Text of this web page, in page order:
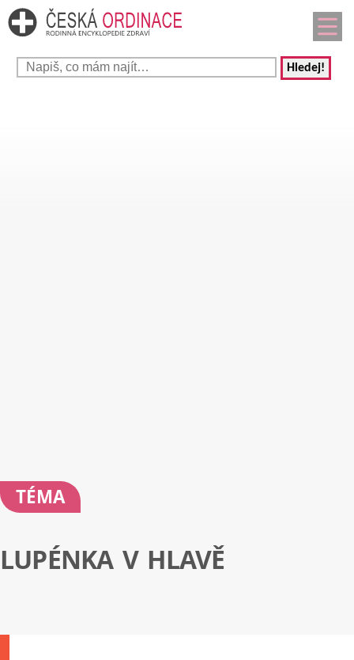
Hledej!
TÉMA
LUPÉNKA V HLAVĚ